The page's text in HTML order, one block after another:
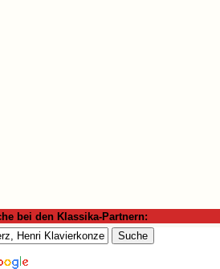
bei den Klassika-Partnern: